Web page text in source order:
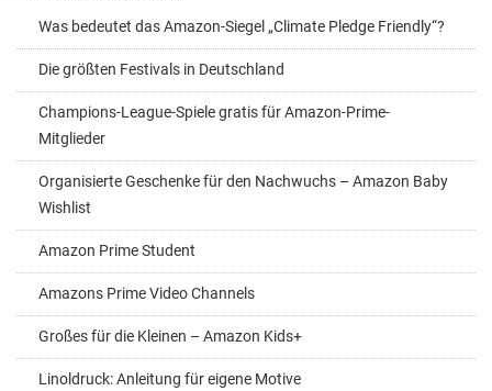
Was bedeutet das Amazon-Siegel „Climate Pledge Friendly“?
Die größten Festivals in Deutschland
Champions-League-Spiele gratis für Amazon-Prime-
Mitglieder
Organisierte Geschenke für den Nachwuchs – Amazon Baby
Wishlist
Amazon Prime Student
Amazons Prime Video Channels
Großes für die Kleinen – Amazon Kids+
Linoldruck: Anleitung für eigene Motive